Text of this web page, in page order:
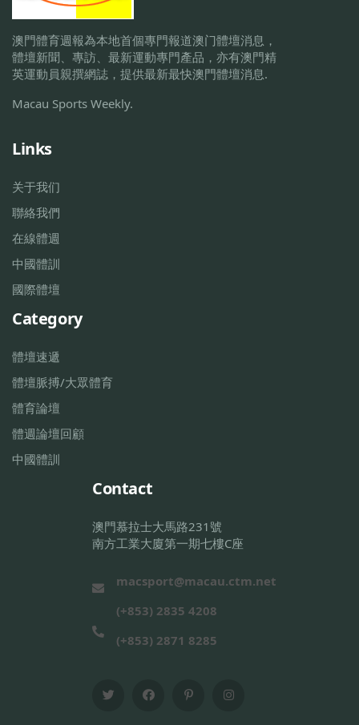
澳門體育週報為本地首個專門報道澳门體壇消息，
體壇新聞、專訪、最新運動專門產品，亦有澳門精
英運動員親撰網誌，提供最新最快澳門體壇消息.
Macau Sports Weekly.
Links
关于我们
聯絡我們
在線體週
中國體訓
國際體壇
Category
體壇速遞
體壇脈搏/大眾體育
體育論壇
體週論壇回顧
中國體訓
Contact
澳門慕拉士大馬路231號
南方工業大廈第一期七樓C座
macsport@macau.ctm.net
(+853) 2835 4208
(+853) 2871 8285